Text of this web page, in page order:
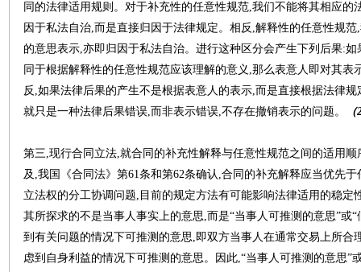
同的法律适用规则。对于补充性的任意性规范,我们不能将其相应
因于私法自治,而是直接归因于法律规定。相反,解释性的任意性规
的意思表示,亦即归因于私法自治。进行这种区分会产生下列后果:
同于根据解释性的任意性规范应该理解的意义,那么表意人即对其
反,如果法律后果的产生不是根据表意人的表示,而是直接根据法律
就只是一种法律后果错误,而非表示错误,不存在撤销表示的问题。
（
第三,现行合同立法,就合同的补充性解释与任意性规范之间的适用
及,我国《合同法》第61条和第62条确认,合同的补充解释应当优先
立法权的分工协调问题,目前的规定方法有可能影响法律适用的稳
其所探求的不是当事人事实上的意思,而是“当事人可推测的意思”或
到有关问题的情况下可推测的意思,即双方当事人在通常交易上所
虑到自身利益的情况下可推测的意思。因此,“当事人可推测的意思”